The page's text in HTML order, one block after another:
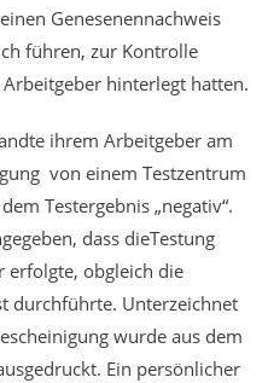
Genesenennachweis
führen, zur Kontrolle
hinterlegt hatten.
ihrem Arbeitgeber am
von einem Testzentrum
Testergebnis „negativ“.
dass dieTestung
erfolgte, obgleich die
durchführte. Unterzeichnet
wurde aus dem
Ein persönlicher